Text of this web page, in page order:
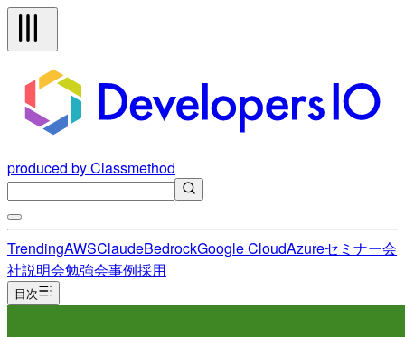
produced by Classmethod
TrendingAWSClaudeBedrockGoogle CloudAzureセミナー会
社説明会勉強会事例採用
目次